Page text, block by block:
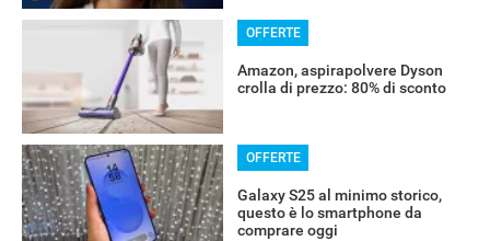
OFFERTE
Amazon, aspirapolvere Dyson
crolla di prezzo: 80% di sconto
OFFERTE
Galaxy S25 al minimo storico,
questo è lo smartphone da
comprare oggi